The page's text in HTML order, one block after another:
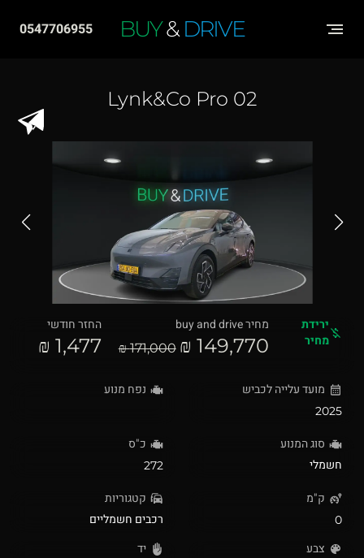
הַמְּסַיַּעַת
BUY&DRIVE
0547706955
Lynk&Co Pro 02
ירידת
מחיר
מחיר buy and drive
149,770 ₪
171,000 ₪
החזר חודשי
1,477 ₪
מועד עלייה לכביש
2025
נפח מנוע
סוג המנוע
חשמלי
כ"ס
272
ק"מ
0
קטגוריות
רכבים חשמליים
צבע
יד